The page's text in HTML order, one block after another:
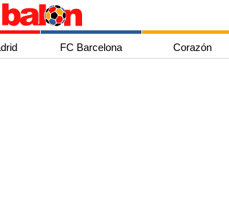
FC Barcelona Corazón